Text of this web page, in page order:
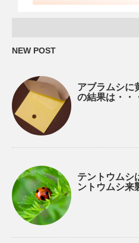
NEW POST
アブラムシに
の結果は・・
テントウムシ
ントウムシ来